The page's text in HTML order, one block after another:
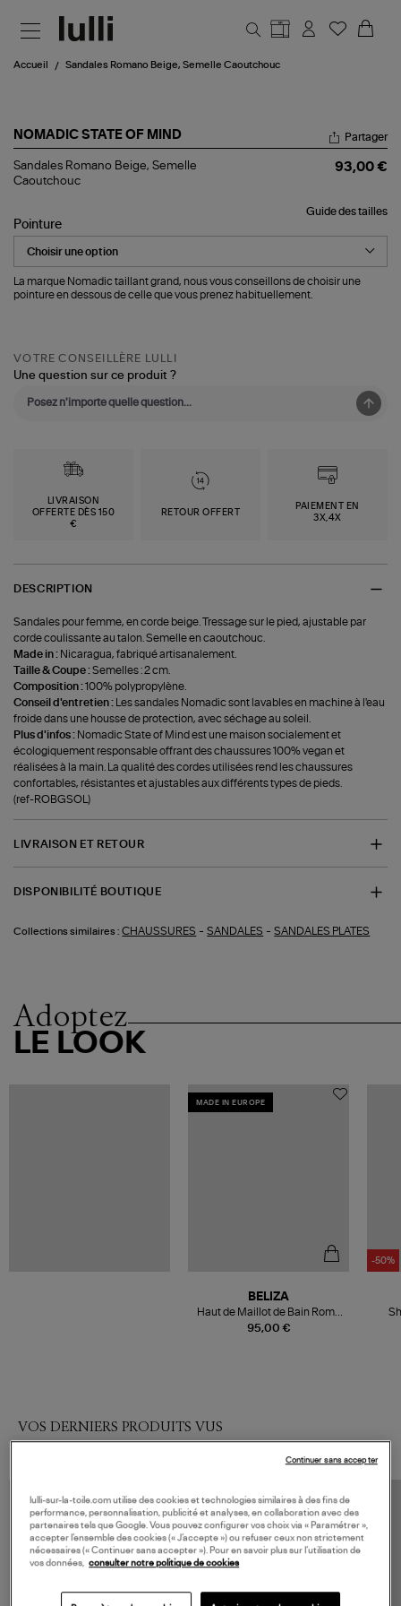
Accueil Sandales Romano Beige, Semelle Caoutchouc
NOMADIC STATE OF MIND
Sandales
Romano
Caoutchouc
Partager
Sandales Romano Beige, Semelle
Caoutchouc
93,00 €
Guide des tailles
Pointure
La marque Nomadic taillant grand, nous vous conseillons de choisir une
pointure en dessous de celle que vous prenez habituellement.
VOTRE CONSEILLÈRE LULLI
Une question sur ce produit ?
LIVRAISON
OFFERTE DÈS 150
€
RETOUR OFFERT
PAIEMENT EN
3X,4X
DESCRIPTION
Sandales pour femme, en corde beige. Tressage sur le pied, ajustable par
corde coulissante au talon. Semelle en caoutchouc.
Made in : Nicaragua, fabriqué artisanalement.
Taille & Coupe :Semelles : 2 cm.
Composition :100% polypropylène.
Conseil d'entretien :
Les sandales Nomadic sont lavables en machine à l'eau
froide dans une housse de protection, avec séchage au soleil.
Plus d'infos : Nomadic State of Mind est une maison socialement et
écologiquement responsable offrant des chaussures 100% vegan et
réalisées à la main. La qualité des cordes utilisées rend les chaussures
confortables, résistantes et ajustables aux différents types de pieds.
(ref-ROBGSOL)
LIVRAISON ET RETOUR
DISPONIBILITÉ BOUTIQUE
Collections similaires : CHAUSSURES -SANDALES -SANDALES PLATES
Adoptez
LE LOOK
MADE IN EUROPE
95,00 €
BELIZA
Haut de Maillot de Bain Romy
Vert
-50%
VOS DERNIERS PRODUITS VUS
lulli-sur-la-toile.com utilise des cookies et technologies similaires à des fins de
performance, personnalisation, publicité et analyses, en collaboration avec des
partenaires tels que Google. Vous pouvez configurer vos choix via « Paramétrer »,
accepter l’ensemble des cookies (« J’accepte ») ou refuser ceux non strictement
nécessaires (« Continuer sans accepter »). Pour en savoir plus sur l’utilisation de
vos données,
consulter notre politique de cookies
Continuer sans accepter